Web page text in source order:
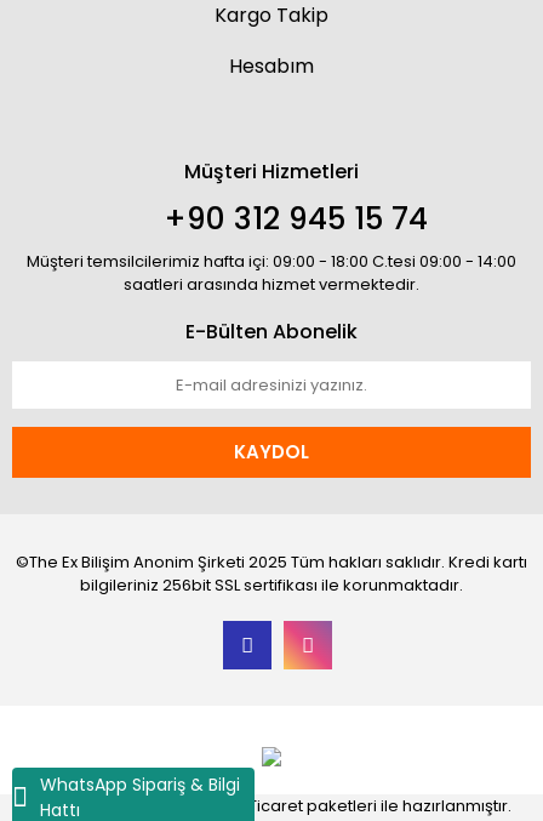
WhatsApp Sipariş & Bilgi
Hattı
Kargo Takip
Hesabım
Müşteri Hizmetleri
+90 312 945 15 74
Müşteri temsilcilerimiz hafta içi: 09:00 - 18:00 C.tesi 09:00 - 14:00
saatleri arasında hizmet vermektedir.
E-Bülten Abonelik
KAYDOL
©The Ex Bilişim Anonim Şirketi 2025 Tüm hakları saklıdır. Kredi kartı
bilgileriniz 256bit SSL sertifikası ile korunmaktadır.
IdeaSoft
Akıllı E-Ticaret paketleri ile hazırlanmıştır.